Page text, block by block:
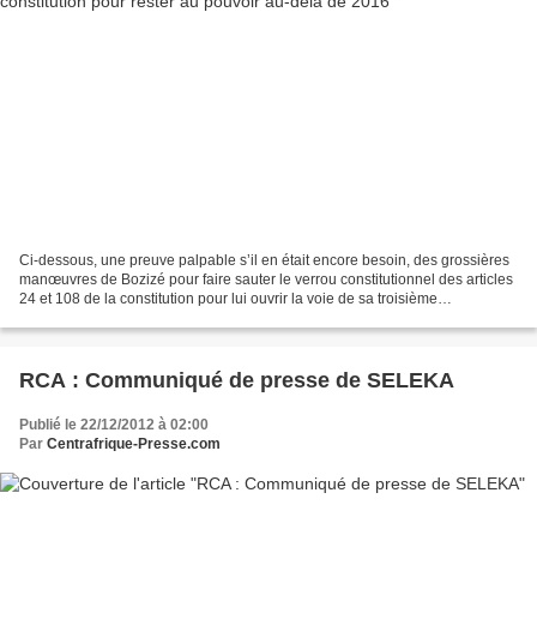
Ci-dessous, une preuve palpable s’il en était encore besoin, des grossières
manœuvres de Bozizé pour faire sauter le verrou constitutionnel des articles
24 et 108 de la constitution pour lui ouvrir la voie de sa troisième
RCA : Communiqué de presse de SELEKA
Publié le 22/12/2012 à 02:00
Par Centrafrique-Presse.com